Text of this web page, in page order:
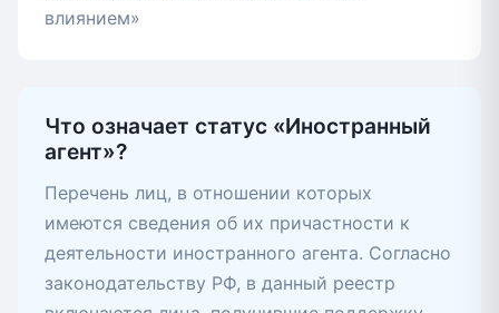
влиянием»
Что означает статус «Иностранный
агент»?
Перечень лиц, в отношении которых
имеются сведения об их причастности к
деятельности иностранного агента. Согласно
законодательству РФ, в данный реестр